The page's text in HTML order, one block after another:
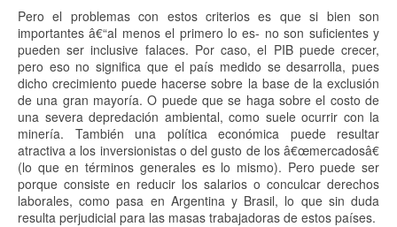
Pero el problemas con estos criterios es que si bien son
importantes â€“al menos el primero lo es- no son suficientes y
pueden ser inclusive falaces. Por caso, el PIB puede crecer,
pero eso no significa que el país medido se desarrolla, pues
dicho crecimiento puede hacerse sobre la base de la exclusión
de una gran mayoría. O puede que se haga sobre el costo de
una severa depredación ambiental, como suele ocurrir con la
minería. También una política económica puede resultar
atractiva a los inversionistas o del gusto de los â€œmercadosâ€
(lo que en términos generales es lo mismo). Pero puede ser
porque consiste en reducir los salarios o conculcar derechos
laborales, como pasa en Argentina y Brasil, lo que sin duda
resulta perjudicial para las masas trabajadoras de estos países.